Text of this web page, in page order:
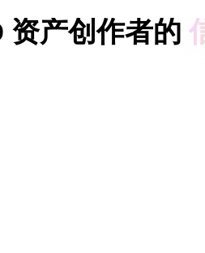
资产创作者的